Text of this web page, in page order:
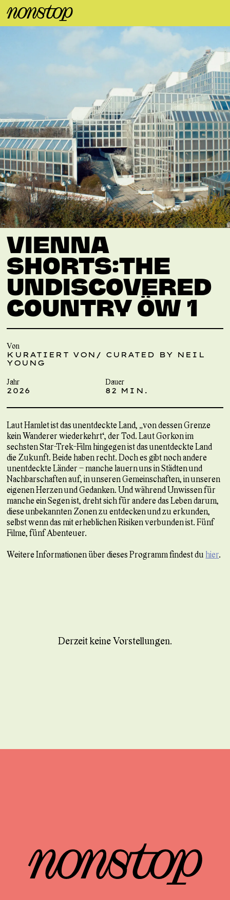
Derzeit keine Vorstellungen.
VIENNA
SHORTS:THE
UNDISCOVERED
COUNTRY ÖW 1
Von
KURATIERT VON/ CURATED BY NEIL
YOUNG
Jahr
2026
Dauer
82 MIN.
Laut Hamlet ist das unentdeckte Land, „von dessen Grenze
kein Wanderer wiederkehrt“, der Tod. Laut Gorkon im
sechsten Star-Trek-Film hingegen ist das unentdeckte Land
die Zukunft. Beide haben recht. Doch es gibt noch andere
unentdeckte Länder – manche lauern uns in Städten und
Nachbarschaften auf, in unseren Gemeinschaften, in unseren
eigenen Herzen und Gedanken. Und während Unwissen für
manche ein Segen ist, dreht sich für andere das Leben darum,
diese unbekannten Zonen zu entdecken und zu erkunden,
selbst wenn das mit erheblichen Risiken verbunden ist. Fünf
Filme, fünf Abenteuer.
Weitere Informationen über dieses Programm findest du hier.